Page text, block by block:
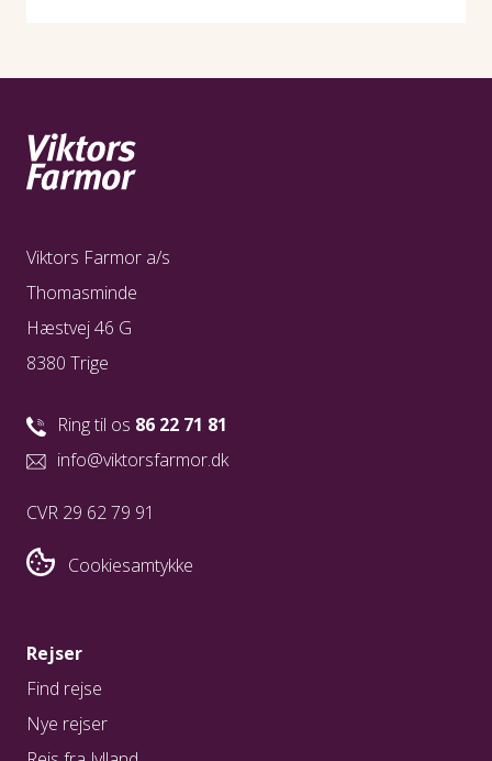
- En lille flaske håndsprit (fås på apoteket eller
- Papirlommetørklæder / toiletpapir
- Lille dagtursrygsæk
- Paraply og regntøj hvis vejrudsigten lover regn
Viktors Farmor a/s
Thomasminde
Hæstvej 46 G
8380 Trige
Ring til os 86 22 71 81
info@viktorsfarmor.dk
CVR 29 62 79 91
Cookiesamtykke
Rejser
Find rejse
Nye rejser